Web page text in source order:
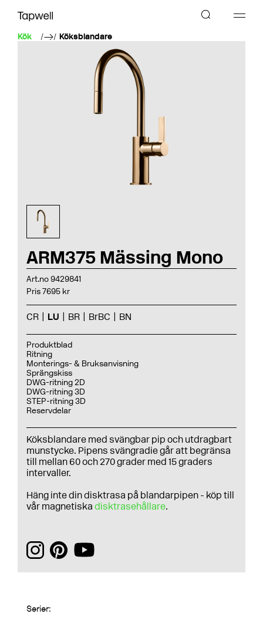
Kök Köksblandare
ARM375 Mässing Mono
Art.no 9429841
Pris 7695 kr
CR LU BR BrBC BN
Produktblad
Ritning
Monterings- & Bruksanvisning
Sprängskiss
DWG-ritning 2D
DWG-ritning 3D
STEP-ritning 3D
Reservdelar
Köksblandare med svängbar pip och utdragbart
munstycke. Pipens svängradie går att begränsa
till mellan 60 och 270 grader med 15 graders
intervaller.
Häng inte din disktrasa på blandarpipen - köp till
vår magnetiska disktrasehållare.
Serier: